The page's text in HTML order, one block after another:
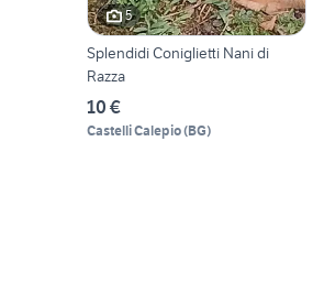
5
Splendidi Coniglietti Nani di
Razza
10 €
Castelli Calepio(BG)